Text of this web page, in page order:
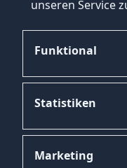
unseren Service
Funktional
Statistiken
Marketing
Jetzt